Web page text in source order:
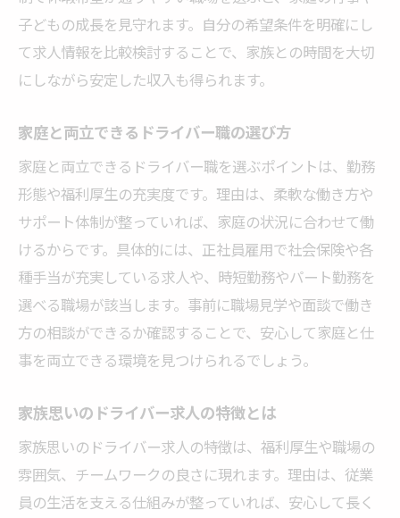
子どもの成長を見守れます。自分の希望条件を明確にし
て求人情報を比較検討することで、家族との時間を大切
にしながら安定した収入も得られます。
家庭と両立できるドライバー職の選び方
家庭と両立できるドライバー職を選ぶポイントは、勤務
形態や福利厚生の充実度です。理由は、柔軟な働き方や
サポート体制が整っていれば、家庭の状況に合わせて働
けるからです。具体的には、正社員雇用で社会保険や各
種手当が充実している求人や、時短勤務やパート勤務を
選べる職場が該当します。事前に職場見学や面談で働き
方の相談ができるか確認することで、安心して家庭と仕
事を両立できる環境を見つけられるでしょう。
家族思いのドライバー求人の特徴とは
家族思いのドライバー求人の特徴は、福利厚生や職場の
雰囲気、チームワークの良さに現れます。理由は、従業
員の生活を支える仕組みが整っていれば、安心して長く